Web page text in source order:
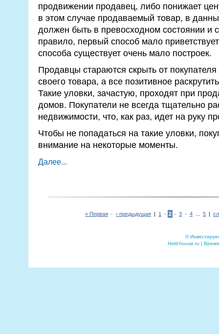
продвижении продавец, либо понижает
в этом случае продаваемый товар, в
должен быть в превосходном состоянии и
правило, первый способ мало
способа существует очень мало построек.
Продавцы стараются скрыть от
своего товара, а все позитивное
Такие уловки, зачастую, проходят при
домов. Покупатели не всегда тщательно
недвижимости, что, как раз, идет на руку
Чтобы не попадаться на такие уловки,
внимание на некоторые моменты.
Далее...
« Первая · ‹ предыдущая | 1 · 2 · 3 · 4 5 |
©
Hold-house.ru |